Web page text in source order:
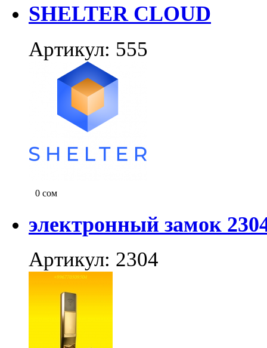
SHELTER CLOUD
Артикул: 555
0 сом
электронный замок
Артикул: 2304